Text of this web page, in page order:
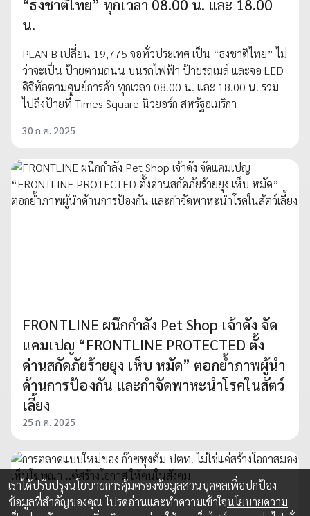
“ธงชาติไทย” ทุกเวลา 08.00 น. และ 18.00
น.
PLAN B เปลี่ยน 19,775 จอทั่วประเทศ เป็น “ธงชาติไทย” ไม่
ว่าจะเป็น ป้ายตามถนน บนรถไฟฟ้า ป้ายรถเมล์ และจอ LED
ดิจิทัลตามศูนย์การค้า ทุกเวลา 08.00 น. และ 18.00 น. รวม
ไปถึงป้ายที่ Times Square นิวยอร์ก สหรัฐอเมริกา
30 ก.ค. 2025
FRONTLINE ผนึกกำลัง Pet Shop เจ้าดัง จัด
แคมเปญ “FRONTLINE PROTECTED ตั้ง
ด่านสกัดภัยร้ายยุง เห็บ หมัด” ตอกย้ำภาพผู้นำ
ด้านการป้องกัน และกำจัดพาหะนำโรคในสัตว์
เลี้ยง
25 ก.ค. 2025
เราได้ปรับปรุงนโยบายการคุ้มครองข้อมูลส่วนบุคคลเพื่อปกป้อง
ข้อมูลที่สำคัญของคุณ โปรดอ่านและทำความเข้าใจนโยบายความ